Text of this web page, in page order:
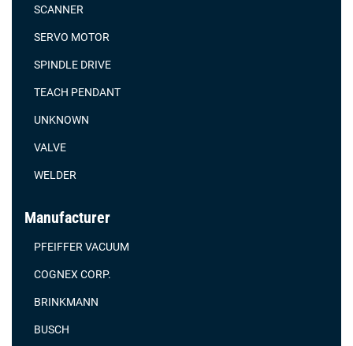
SCANNER
SERVO MOTOR
SPINDLE DRIVE
TEACH PENDANT
UNKNOWN
VALVE
WELDER
Manufacturer
PFEIFFER VACUUM
COGNEX CORP.
BRINKMANN
BUSCH